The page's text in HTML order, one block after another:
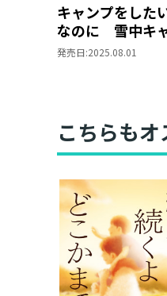
キャンプをした
なのに 雪中キ
編
発売日:2025.08.01
こちらもオ